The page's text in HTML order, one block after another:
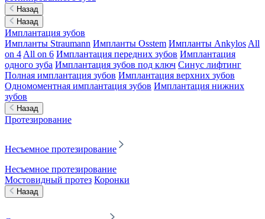
Назад
Назад
Имплантация зубов
Импланты Straumann Импланты Osstem Импланты Ankylos All
on 4 All on 6 Имплантация передних зубов Имплантация
одного зуба Имплантация зубов под ключ Синус лифтинг
Полная имплантация зубов Имплантация верхних зубов
Одномоментная имплантация зубов Имплантация нижних
зубов
Назад
Протезирование
Несъемное протезирование
Несъемное протезирование
Мостовидный протез Коронки
Назад